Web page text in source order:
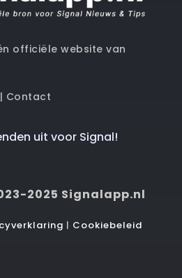
officiële website van
| Contact
uit voor Signal!
2025 Signalapp.nl
| Cookiebeleid